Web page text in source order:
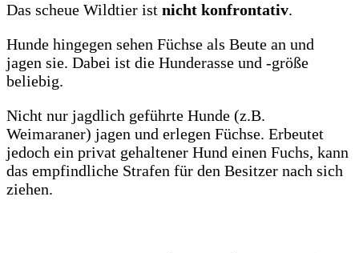
Das scheue Wildtier ist nicht konfrontativ.
Hunde hingegen sehen Füchse als Beute an und
jagen sie. Dabei ist die Hunderasse und -größe
beliebig.
Nicht nur jagdlich geführte Hunde (z.B.
Weimaraner) jagen und erlegen Füchse. Erbeutet
jedoch ein privat gehaltener Hund einen Fuchs, kann
das empfindliche Strafen für den Besitzer nach sich
ziehen.